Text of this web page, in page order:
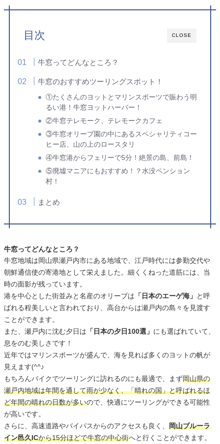
CLOSE
目次
牛窓ってどんなところ？
牛窓のおすすめツーリングスポット！
①たくさんのヨットとマリンスポーツで賑わう明
るい港！牛窓ヨットハーバー！
②牛窓テレモーク、テレモークカフェ
③牛窓オリーブ園の中にあるスペシャリティコー
ヒー店、山の上のロースタリ
④牛窓港からフェリーで5分！絶景の島、前島！
⑤廃墟マニアにもおすすめ！？水没ペンション
村！
まとめ
牛窓ってどんなところ？
牛窓地域は岡山県瀬戸内市にある地域で、江戸時代には参勤交代や
朝鮮通信使の寄港地として栄えました。細くくねった道筋には、当
時の面影が残っています。
港を中心とした街並みと名産のオリーブは 「日本のエーゲ海」 と呼
ばれる程美しいと言われており、高台からは瀬戸内の島々を見渡す
ことができます。
また、瀬戸内に沈む夕日は 「日本の夕日100選」 にも選ばれていて、
息をのむ美しさです！
近年ではマリンスポーツが盛んで、海を見れば多くのヨットの帆が
見えます(^^♪
もちろんバイクでツーリングに訪れるのにも最適で、まず岡山県の
瀬戸内地域は年間を通して雨が少なく、「晴れの国」と呼ばれるほ
ど年間の晴れの日数が多いので、快適にツーリングができる可能性
が高いです。
さらに、高速道路やバイパスからのアクセスも良く、 岡山ブルーラ
イン邑久ICから15分ほどで牛窓の中心街へと行くことができます。